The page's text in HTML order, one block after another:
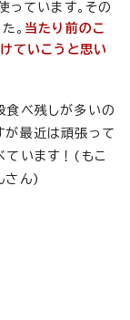
っています。その
。 当たり前のこ
ていこうと思い
食べ残しが多いの
が最近は頑張って
ています！(もこ
さん)